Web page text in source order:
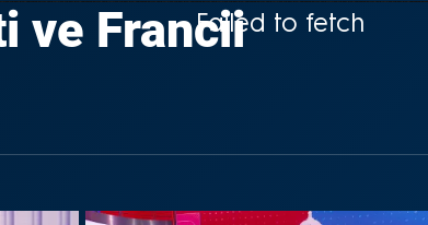
Failed to fetch
ve Francii